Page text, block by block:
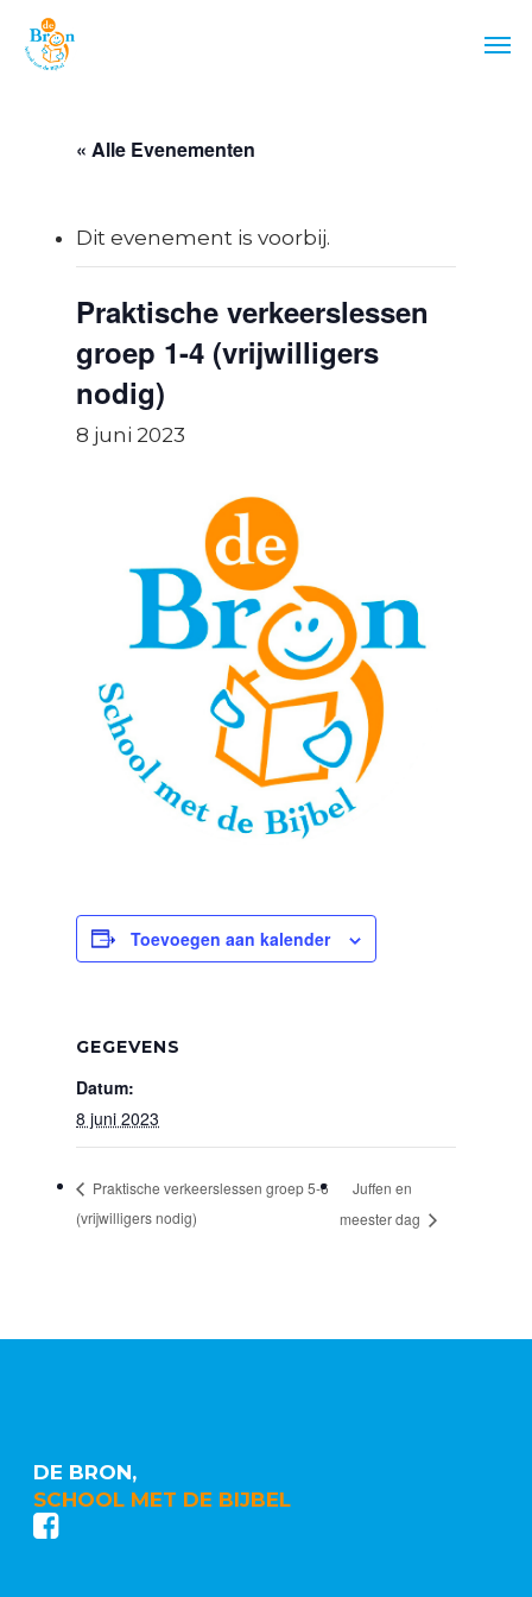
main
« Alle Evenementen
Dit evenement is voorbij.
Praktische verkeerslessen
groep 1-4 (vrijwilligers
nodig)
8 juni 2023
Toevoegen aan kalender
GEGEVENS
Datum:
8 juni 2023
Praktische verkeerslessen groep 5-6
(vrijwilligers nodig)
Juffen en
meester dag
DE BRON,
SCHOOL MET DE BIJBEL